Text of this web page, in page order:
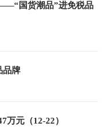
国货潮品”进免税品
品牌
万元（12-22）